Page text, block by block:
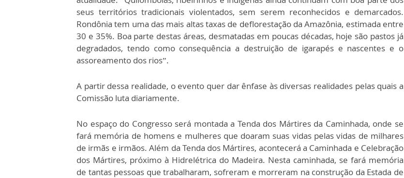
seus territórios tradicionais violentados, sem serem reconhecidos e demarcados.
Rondônia tem uma das mais altas taxas de deflorestação da Amazônia, estimada entre
30 e 35%. Boa parte destas áreas, desmatadas em poucas décadas, hoje são pastos já
degradados, tendo como consequência a destruição de igarapés e nascentes e o
assoreamento dos rios”.
A partir dessa realidade, o evento quer dar ênfase às diversas realidades pelas quais a
Comissão luta diariamente.
No espaço do Congresso será montada a Tenda dos Mártires da Caminhada, onde se
fará memória de homens e mulheres que doaram suas vidas pelas vidas de milhares
de irmãs e irmãos. Além da Tenda dos Mártires, acontecerá a Caminhada e Celebração
dos Mártires, próximo à Hidrelétrica do Madeira. Nesta caminhada, se fará memória
de tantas pessoas que trabalharam, sofreram e morreram na construção da Estada de